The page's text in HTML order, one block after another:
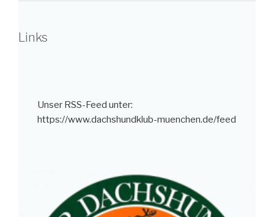
Links
Unser RSS-Feed unter:
https://www.dachshundklub-muenchen.de/feed